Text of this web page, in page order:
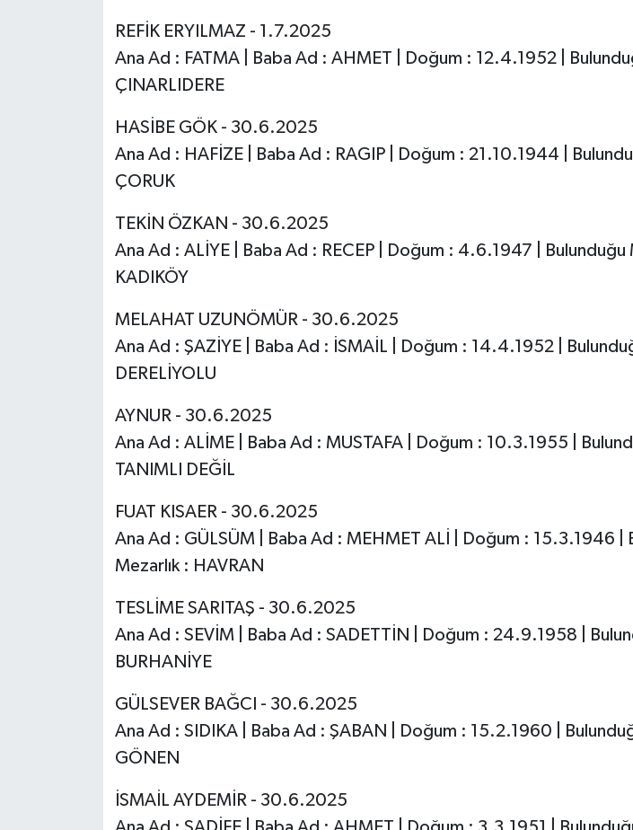
REFİK ERYILMAZ - 1.7.2025
Ana Ad : FATMA | Baba Ad : AHMET | Doğum : 12.4.1952 |
ÇINARLIDERE
HASİBE GÖK - 30.6.2025
Ana Ad : HAFİZE | Baba Ad : RAGIP | Doğum : 21.10.1944 |
ÇORUK
TEKİN ÖZKAN - 30.6.2025
Ana Ad : ALİYE | Baba Ad : RECEP | Doğum : 4.6.1947 | Bulunduğu
KADIKÖY
MELAHAT UZUNÖMÜR - 30.6.2025
Ana Ad : ŞAZİYE | Baba Ad : İSMAİL | Doğum : 14.4.1952 |
DERELİYOLU
AYNUR - 30.6.2025
Ana Ad : ALİME | Baba Ad : MUSTAFA | Doğum : 10.3.1955 |
TANIMLI DEĞİL
FUAT KISAER - 30.6.2025
Ana Ad : GÜLSÜM | Baba Ad : MEHMET ALİ | Doğum : 15.3.1946 |
Mezarlık : HAVRAN
TESLİME SARITAŞ - 30.6.2025
Ana Ad : SEVİM | Baba Ad : SADETTİN | Doğum : 24.9.1958 |
BURHANİYE
GÜLSEVER BAĞCI - 30.6.2025
Ana Ad : SIDIKA | Baba Ad : ŞABAN | Doğum : 15.2.1960 |
GÖNEN
İSMAİL AYDEMİR - 30.6.2025